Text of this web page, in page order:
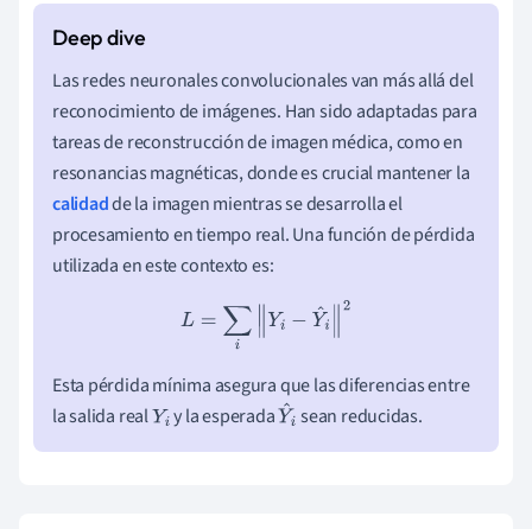
Las redes neuronales convolucionales van más allá del
reconocimiento de imágenes. Han sido adaptadas para
tareas de reconstrucción de imagen médica, como en
resonancias magnéticas, donde es crucial mantener la
calidadde la imagen mientras se desarrolla el
procesamiento en tiempo real. Una función de pérdida
utilizada en este contexto es:
L=∑i‖ −Y ^i‖ 2
Esta pérdida mínima asegura que las diferencias entre
la salida realYi y la esperadaY^
i
sean reducidas.